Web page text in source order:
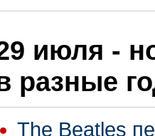
июля -
разные
The Beatles